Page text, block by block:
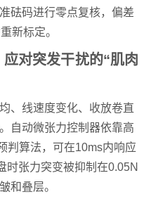
砝码进行零点复核，偏差
新标定。
对突发干扰的“肌肉
、线速度变化、收放卷直
自动微张力控制器依靠高
判算法，可在10ms内响应
时张力突变被抑制在0.05N
和叠层。